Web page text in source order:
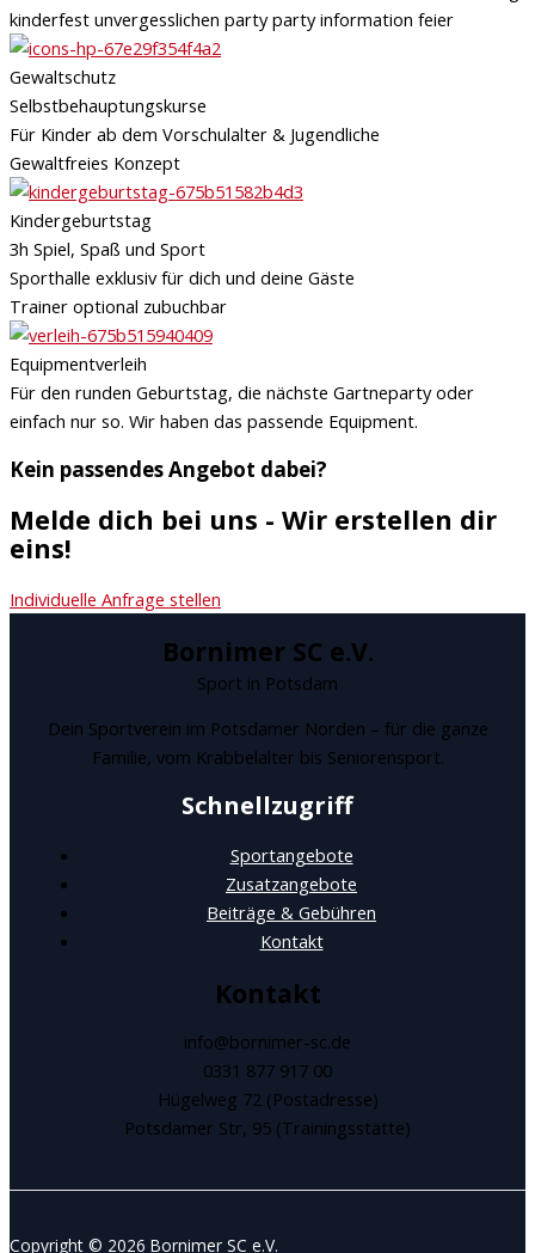
Gewaltschutz
Selbstbehauptungskurse
Für Kinder ab dem Vorschulalter & Jugendliche
Gewaltfreies Konzept
Kindergeburtstag
3h Spiel, Spaß und Sport
Sporthalle exklusiv für dich und deine Gäste
Trainer optional zubuchbar
Equipmentverleih
Für den runden Geburtstag, die nächste Gartneparty oder
einfach nur so. Wir haben das passende Equipment.
Kein passendes Angebot dabei?
Melde dich bei uns - Wir erstellen dir
eins!
Individuelle Anfrage stellen
Bornimer SC e.V.
Sport in Potsdam
Dein Sportverein im Potsdamer Norden – für die ganze
Familie, vom Krabbelalter bis Seniorensport.
Schnellzugriff
Sportangebote
Zusatzangebote
Beiträge & Gebühren
Kontakt
Kontakt
info@bornimer-sc.de
0331 877 917 00
Hügelweg 72 (Postadresse)
Potsdamer Str, 95 (Trainingsstätte)
Copyright © 2026 Bornimer SC e.V.